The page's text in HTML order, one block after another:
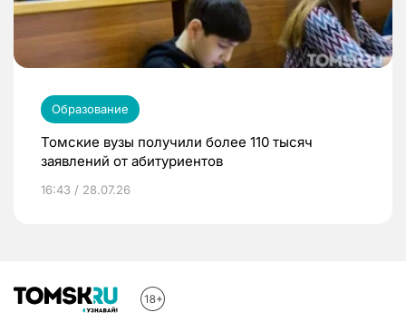
Образование
Томские вузы получили более 110 тысяч
заявлений от абитуриентов
16:43 / 28.07.26